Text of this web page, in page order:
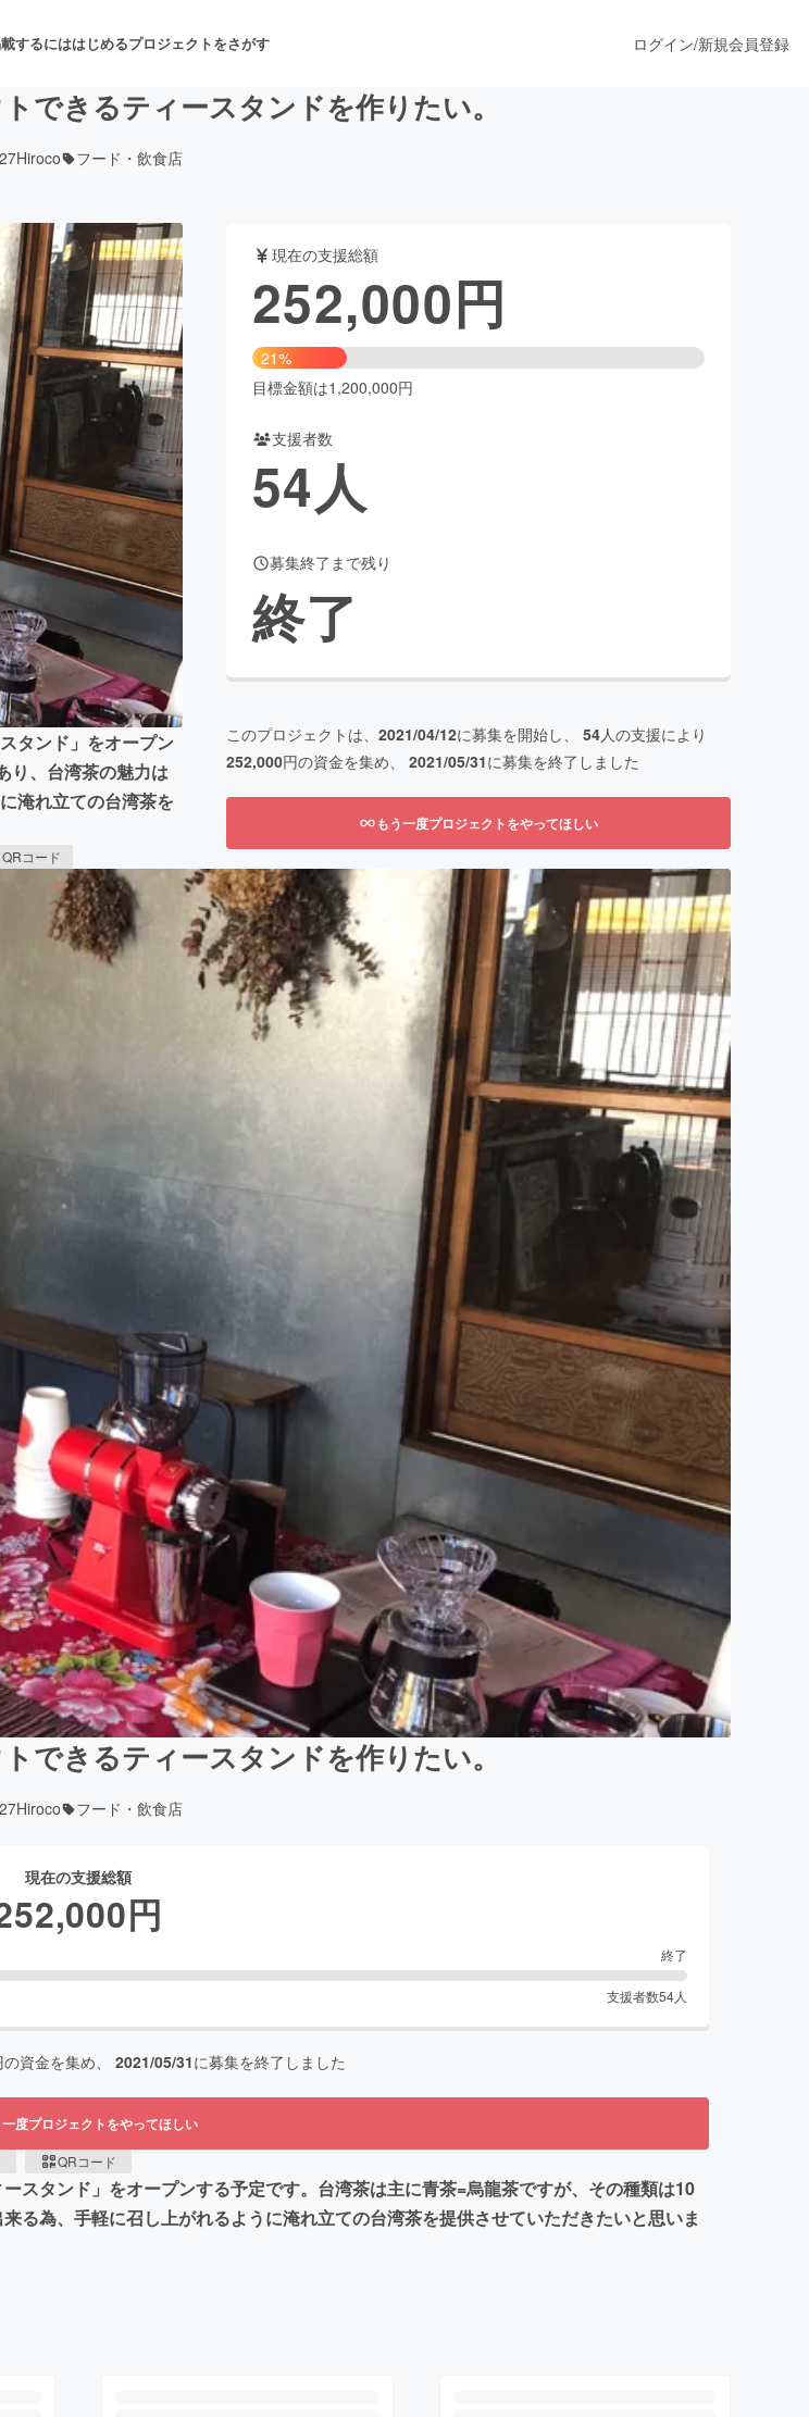
するにははじめるプロジェクトをさがす
舞台・パフォーマンス
フード・飲食店 ファッション
アニメ・漫画
ビューティー・ヘルスケア
Social GoodCAMPFIRE Creation
さと納税
machi-yaコミュニティ
ログイン/新規会員登録
できるティースタンドを作りたい。
フード・飲食店
タンド」をオープン
り、台湾茶の魅力は
淹れ立ての台湾茶を
QRコード
現在の支援総額
252,000円
21%
目標金額は1,200,000円
支援者数
54人
募集終了まで残り
終了
このプロジェクトは、 2021/04/12に募集を開始し、 54人の支援により
252,000円の資金を集め、 2021/05/31に募集を終了しました
もう一度プロジェクトをやってほしい
できるティースタンドを作りたい。
フード・飲食店
現在の支援総額
円
終了
支援者数54人
の資金を集め、 2021/05/31に募集を終了しました
一度プロジェクトをやってほしい
QRコード
スタンド」をオープンする予定です。台湾茶は主に青茶=烏龍茶ですが、その種類は10
る為、手軽に召し上がれるように淹れ立ての台湾茶を提供させていただきたいと思いま